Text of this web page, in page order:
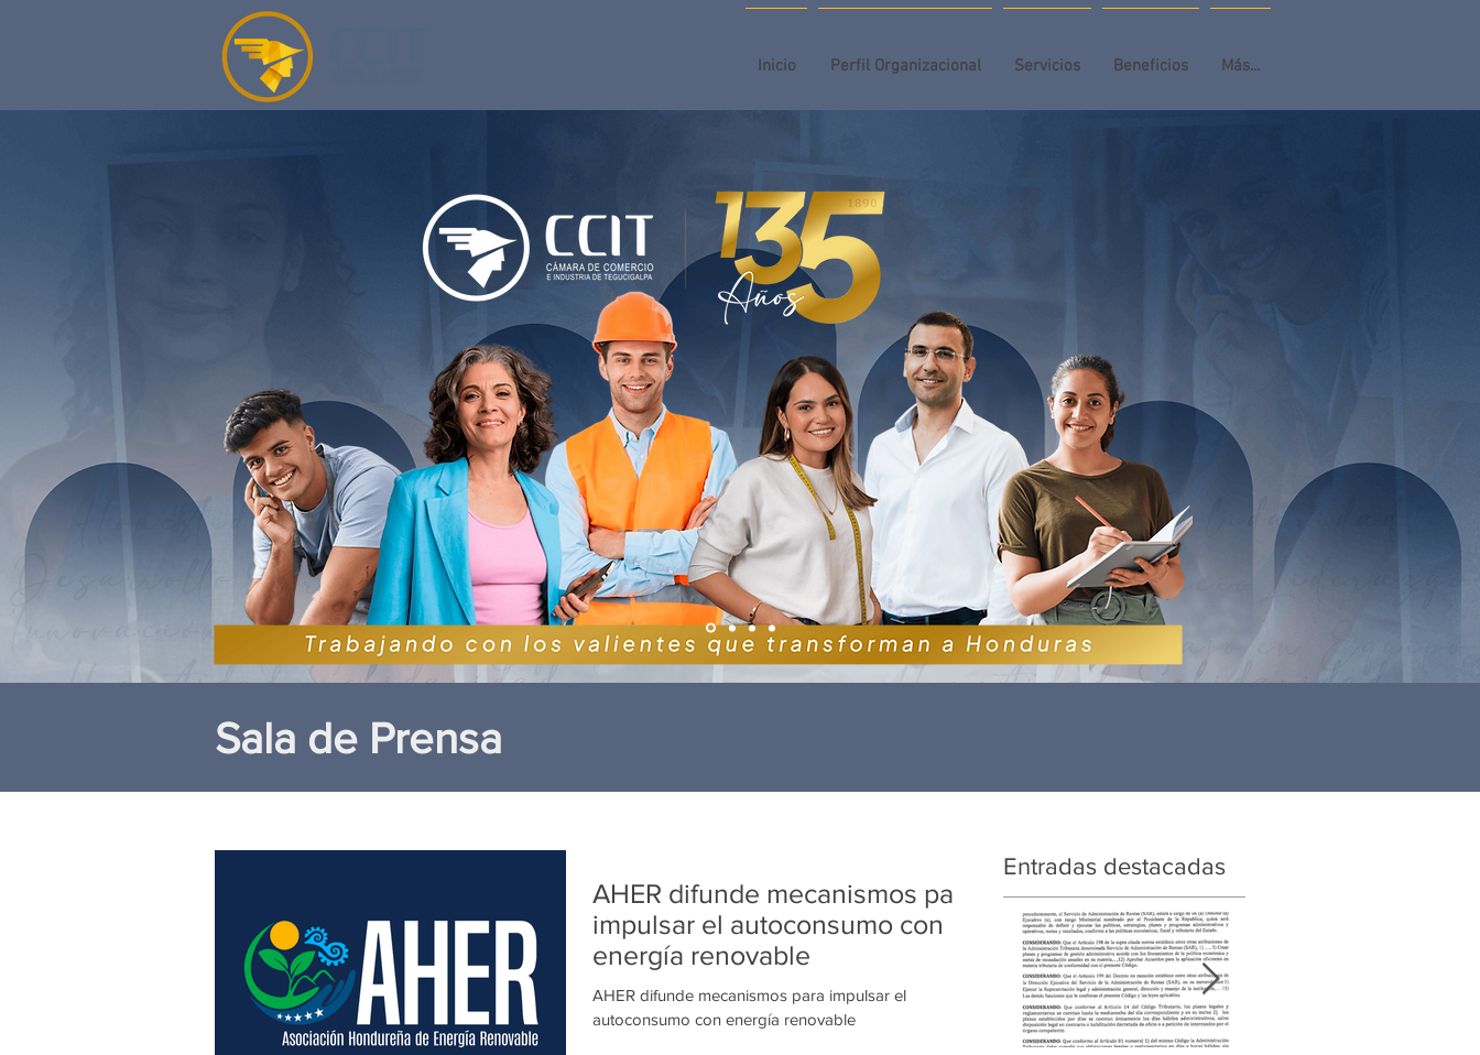
Inicio Perfil Organizacional Servicios Beneficios Más...
Sala de Prensa
AHER difunde mecanismos para
impulsar el autoconsumo con
energía renovable
AHER difunde mecanismos para impulsar el
autoconsumo con energía renovable
Entradas destacadas